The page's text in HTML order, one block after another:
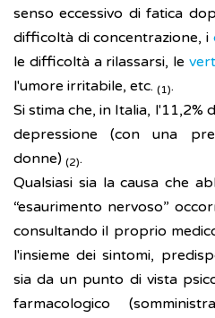
senso eccessivo di fatica
difficoltà di concentrazione, i
le difficoltà a rilassarsi, le
l'umore irritabile, etc. (1).
Si stima che, in Italia,
depressione (con una
donne) (2).
Qualsiasi sia la causa che
“esaurimento nervoso”
consultando il proprio
l'insieme dei sintomi,
sia da un punto di vista
farmacologico